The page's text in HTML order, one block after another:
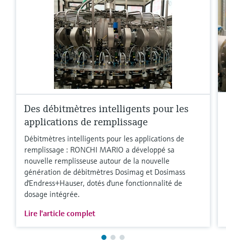
Des débitmètres intelligents pour les
applications de remplissage
Débitmètres intelligents pour les applications de
remplissage : RONCHI MARIO a développé sa
nouvelle remplisseuse autour de la nouvelle
génération de débitmètres Dosimag et Dosimass
d'Endress+Hauser, dotés d'une fonctionnalité de
dosage intégrée.
Lire l'article complet